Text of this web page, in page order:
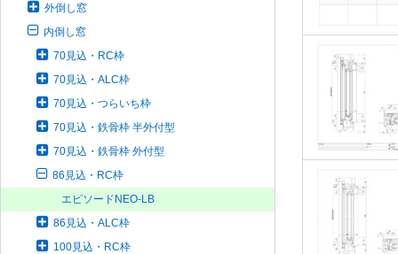
外倒し窓
内倒し窓
70見込・RC枠
70見込・ALC枠
70見込・つらいち枠
70見込・鉄骨枠 半外付型
70見込・鉄骨枠 外付型
86見込・RC枠
エピソードNEO-LB
86見込・ALC枠
100見込・RC枠